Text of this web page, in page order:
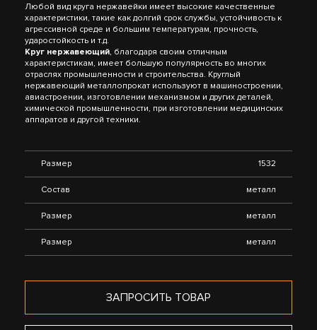
Любой вид круга нержавейки имеет высокие качественные
характеристики, такие как долгий срок службы, устойчивость к
агрессивной среде и большим температурам, прочность,
ударостойкость и т.д.
Круг нержавеющий, благодаря своим отличным
характеристикам, имеет большую популярность во многих
отраслях промышленности и строительства. Круглый
нержавеющий металлопрокат используют в машиностроении,
авиастроении, изготовлении механизмом и других деталей,
химической промышленности, при изготовлении медицинских
аппаратов и другой техники.
Размер 1532
Состав металл
Размер металл
Размер металл
ЗАПРОСИТЬ ТОВАР